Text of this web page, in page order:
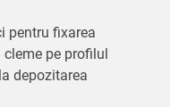
pentru fixarea
pe profilul
depozitarea